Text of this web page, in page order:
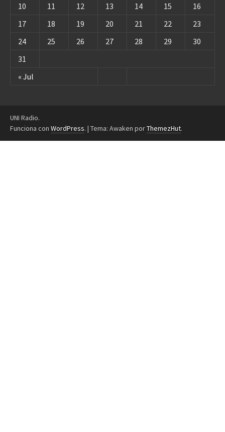
« Jul
10
11 12 13 14 15
16
17
18 19 20 21 22
23
24
25 26 27 28 29
30
31
UNI Radio.
Funciona con WordPress. | Tema: Awaken porThemezHut.